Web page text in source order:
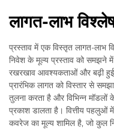
लागत-लाभ
प्रस्ताव में एक विस्तृत लागत-लाभ
निवेश के मूल्य प्रस्ताव को समझने
रखरखाव आवश्यकताओं और बढ़ी
प्रारंभिक लागत को विस्तार से
तुलना करता है और विभिन्न मॉडलों
प्रकाश डालता है। वित्तीय पहलुओं
कवरेज का मूल्य शामिल है, जो कुल